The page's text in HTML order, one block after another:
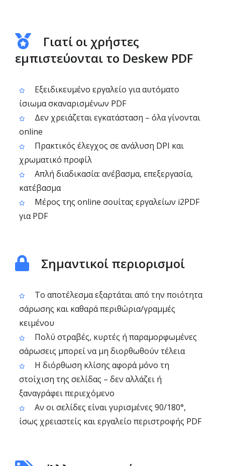
Γιατί οι χρήστες
εμπιστεύονται το Deskew PDF
Εξειδικευμένο εργαλείο για αυτόματο
ίσιωμα σκαναρισμένων PDF
Δεν χρειάζεται εγκατάσταση – όλα γίνονται
online
Πρακτικός έλεγχος σε ανάλυση DPI και
χρωματικό προφίλ
Απλή διαδικασία: ανέβασμα, επεξεργασία,
κατέβασμα
Μέρος της online σουίτας εργαλείων i2PDF
για PDF
Σημαντικοί περιορισμοί
Το αποτέλεσμα εξαρτάται από την ποιότητα
σάρωσης και καθαρά περιθώρια/γραμμές
κειμένου
Πολύ στραβές, κυρτές ή παραμορφωμένες
σάρωσεις μπορεί να μη διορθωθούν τέλεια
Η διόρθωση κλίσης αφορά μόνο τη
στοίχιση της σελίδας – δεν αλλάζει ή
ξαναγράφει περιεχόμενο
Αν οι σελίδες είναι γυρισμένες 90/180°,
ίσως χρειαστείς και εργαλείο περιστροφής PDF